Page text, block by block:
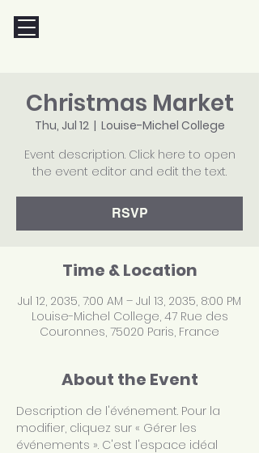
Christmas Market
Thu, Jul 12
  |
Louise-Michel College
Event description. Click here to open
the event editor and edit the text.
RSVP
Time & Location
Jul 12, 2035, 7:00 AM – Jul 13, 2035, 8:00 PM
Louise-Michel College, 47 Rue des
Couronnes, 75020 Paris, France
About the Event
Description de l'événement. Pour la
modifier, cliquez sur « Gérer les
événements ». C'est l'espace idéal